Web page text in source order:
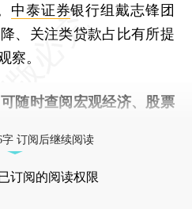
中泰证券银行组戴志锋团
、关注类贷款占比有所提
察。
可随时查阅宏观经济、股票
字 订阅后继续阅读
订阅的阅读权限